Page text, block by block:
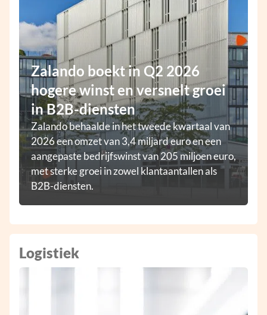
Zalando boekt in Q2 2026
hogere winst en versnelt groei
in B2B-diensten
Zalando behaalde in het tweede kwartaal van
2026 een omzet van 3,4 miljard euro en een
aangepaste bedrijfswinst van 205 miljoen euro,
met sterke groei in zowel klantaantallen als
B2B-diensten.
Logistiek